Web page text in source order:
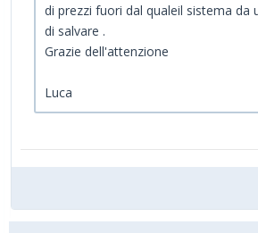
di prezzi fuori dal qualeil sistema da
di salvare .
Grazie dell'attenzione
Luca